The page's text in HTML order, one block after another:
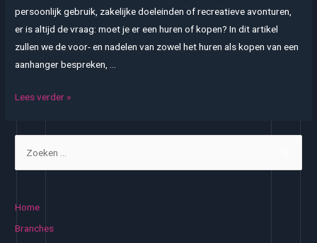
persoonlijk gebruik, zakelijke doeleinden of recreatieve avonturen,
er is altijd de vraag: moet je er een huren of kopen? In dit artikel
zullen we de voor- en nadelen van zowel het huren als kopen van een
aanhanger bespreken, …
Aanhanger
kopen:
De
keuze
Lees verder »
Home
Branches